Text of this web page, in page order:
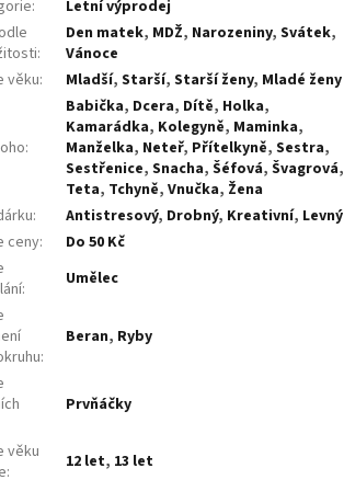
:
Letní výprodej
:
Den matek, MDŽ, Narozeniny,Svátek,
Vánoce
věku: Mladší,Starší,Starší ženy, Mladé ženy
:
Babička, Dcera, Dítě, Holka,
Kamarádka, Kolegyně, Maminka,
Manželka, Neteř, Přítelkyně,Sestra,
Sestřenice,Snacha,Šéfová,Švagrová,
Teta, Tchyně,Vnučka, Žena
: Antistresový, Drobný, Kreativní, Levný
ceny:
Do 50 Kč
:
Umělec
:
Beran, Ryby
Prvňáčky
věku
: 12 let, 13 let